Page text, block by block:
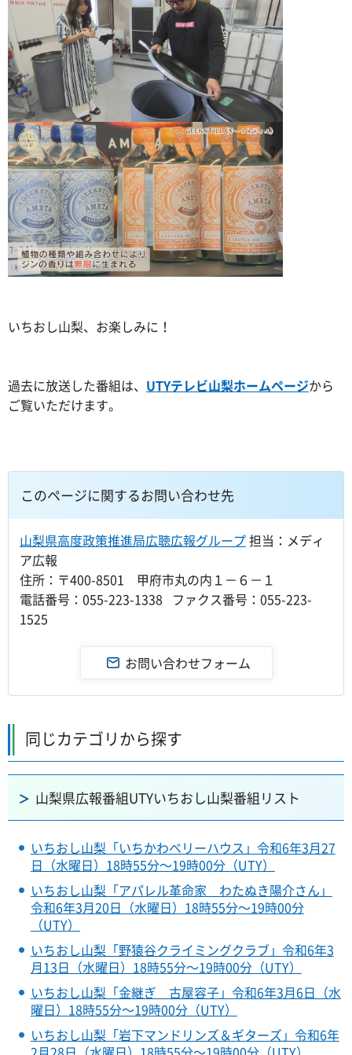
いちおし山梨、お楽しみに！
過去に放送した番組は、 UTYテレビ山梨ホームページから
ご覧いただけます。
このページに関するお問い合わせ先
山梨県高度政策推進局広聴広報グループ担当：メディ
ア広報
住所：〒400-8501 甲府市丸の内１－６－１
電話番号：055-223-1338 ファクス番号：055-223-
1525
同じカテゴリから探す
山梨県広報番組UTYいちおし山梨番組リスト
いちおし山梨「いちかわベリーハウス」令和6年3月27
日（水曜日）18時55分～19時00分（UTY）
いちおし山梨「アパレル革命家 わたぬき陽介さん」
令和6年3月20日（水曜日）18時55分～19時00分
（UTY）
いちおし山梨「野猿谷クライミングクラブ」令和6年3
月13日（水曜日）18時55分～19時00分（UTY）
いちおし山梨「金継ぎ 古屋容子」令和6年3月6日（水
曜日）18時55分～19時00分（UTY）
いちおし山梨「岩下マンドリンズ＆ギターズ」令和6年